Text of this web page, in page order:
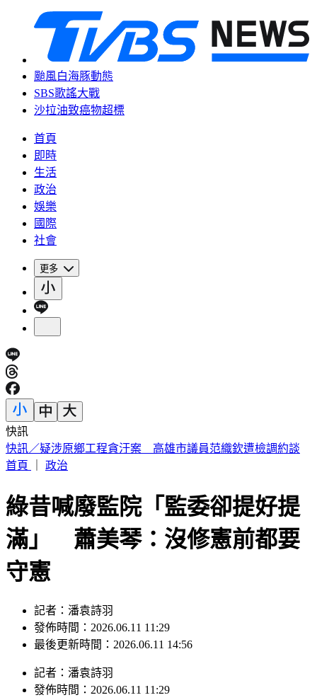
颱風白海豚動態
SBS歌謠大戰
沙拉油致癌物超標
首頁
即時
生活
政治
娛樂
國際
社會
更多
快訊
不受美股影響！台股開盤漲逾400點 台積電暫報2390元
首頁
政治
綠昔喊廢監院「監委卻提好提
滿」 蕭美琴：沒修憲前都要
守憲
記者：潘袁詩羽
發佈時間：2026.06.11 11:29
最後更新時間：2026.06.11 14:56
記者 ： 潘袁詩羽
發佈時間： 2026.06.11 11:29